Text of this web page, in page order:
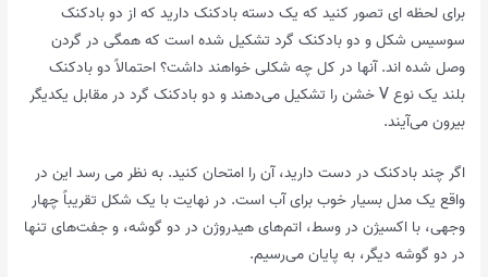
برای لحظه ای تصور کنید که یک دسته بادکنک دارید که از دو بادکنک
سوسیس شکل و دو بادکنک گرد تشکیل شده است که همگی در گردن
وصل شده اند. آنها در کل چه شکلی خواهند داشت؟ احتمالاً دو بادکنک
بلند یک نوع V خشن را تشکیل می‌دهند و دو بادکنک گرد در مقابل یکدیگر
بیرون می‌آیند.
اگر چند بادکنک در دست دارید، آن را امتحان کنید. به نظر می رسد این در
واقع یک مدل بسیار خوب برای آب است. در نهایت با یک شکل تقریباً چهار
وجهی، با اکسیژن در وسط، اتم‌های هیدروژن در دو گوشه، و جفت‌های تنها
در دو گوشه دیگر، به پایان می‌رسیم.